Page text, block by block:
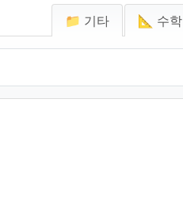
📁 기타 📐 수학